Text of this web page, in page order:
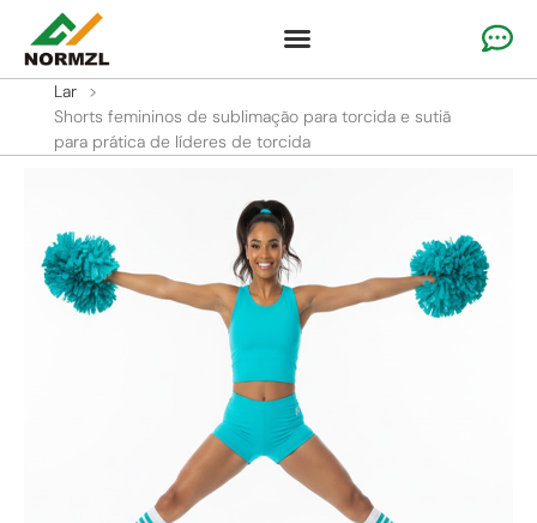
Lar
>
Shorts femininos de sublimação para torcida e sutiã
para prática de líderes de torcida